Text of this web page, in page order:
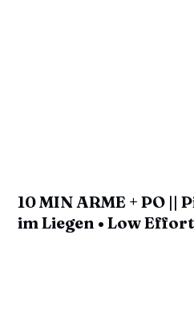
10 MIN ARME + PO ||
im Liegen • Low